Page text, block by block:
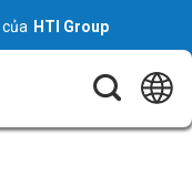
HTI Group